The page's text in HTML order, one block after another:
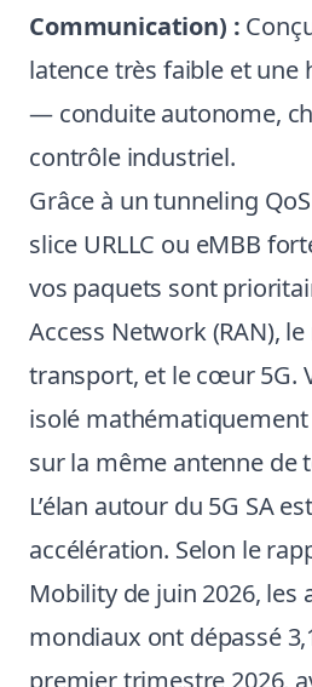
Communication) :
latence très faible et une
— conduite autonome,
contrôle industriel.
Grâce à un tunneling
slice URLLC ou eMBB
vos paquets sont
Access Network (RAN),
transport, et le cœur 5G.
isolé
sur la même antenne de
L’élan autour du 5G SA
accélération. Selon le
Mobility de juin 2026, les
mondiaux ont dépassé
premier trimestre 2026,